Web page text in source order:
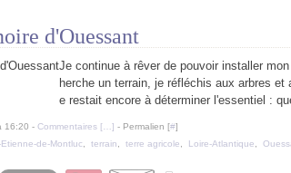
d'Ouessant
Je continue à rêver de pouvoir installer
herche un terrain, je réfléchis aux arbres
e restait encore à déterminer l'essentiel :
16:20 - Commentaires [ ] - Permalien [#]
de-Montluc terrain terre agricole Loire-Atlantique